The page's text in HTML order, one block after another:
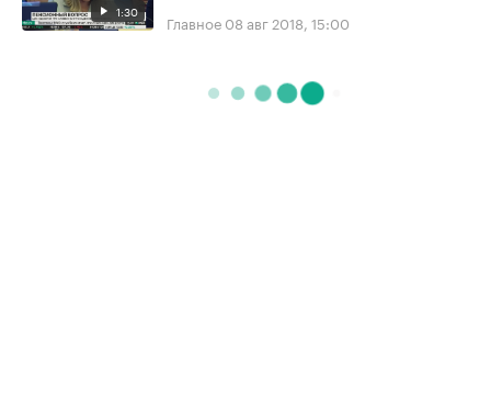
1:30 Главное 08 авг 2018, 15:00